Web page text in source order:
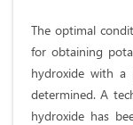
The optimal
for obtaining
hydroxide with
determined. A
hydroxide has